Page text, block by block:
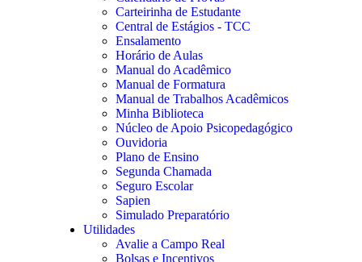
Carteirinha de Estudante
Central de Estágios - TCC
Ensalamento
Horário de Aulas
Manual do Acadêmico
Manual de Formatura
Manual de Trabalhos Acadêmicos
Minha Biblioteca
Núcleo de Apoio Psicopedagógico
Ouvidoria
Plano de Ensino
Segunda Chamada
Seguro Escolar
Sapien
Simulado Preparatório
Utilidades
Avalie a Campo Real
Bolsas e Incentivos